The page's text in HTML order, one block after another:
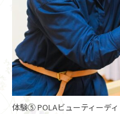
体験⑤ POLAビューティーデ